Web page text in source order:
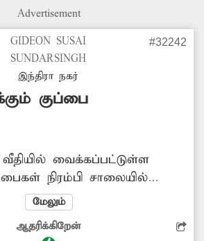
Advertisement
GIDEON SUSAI
SUNDARSINGH
இந்திரா நகர்
#32242
குப்பை
வைக்கப்பட்டுள்ள
நிரம்பி சாலையில்
இதனால் அந்த பகுதியில்
சுகாதார சீர்கேடு
அகற்ற அதிகாரிகள்
மேலும்
ஆதரிக்கிறேன்